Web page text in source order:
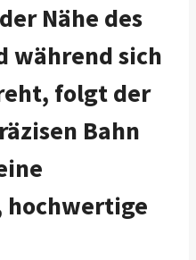
Nähe des
während sich
folgt der
Bahn